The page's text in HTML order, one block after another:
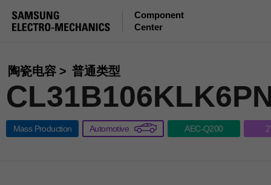
Component
Center
陶瓷电容 普通类型
Mass Production Automotive AEC-Q200